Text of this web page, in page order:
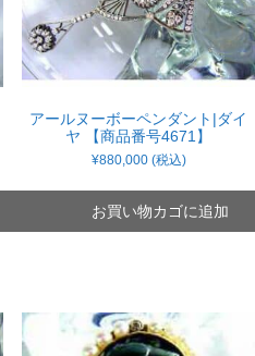
アールヌーボーペンダント|ダイ
ヤ 【商品番号4671】
¥880,000 (税込)
お買い物カゴに追加